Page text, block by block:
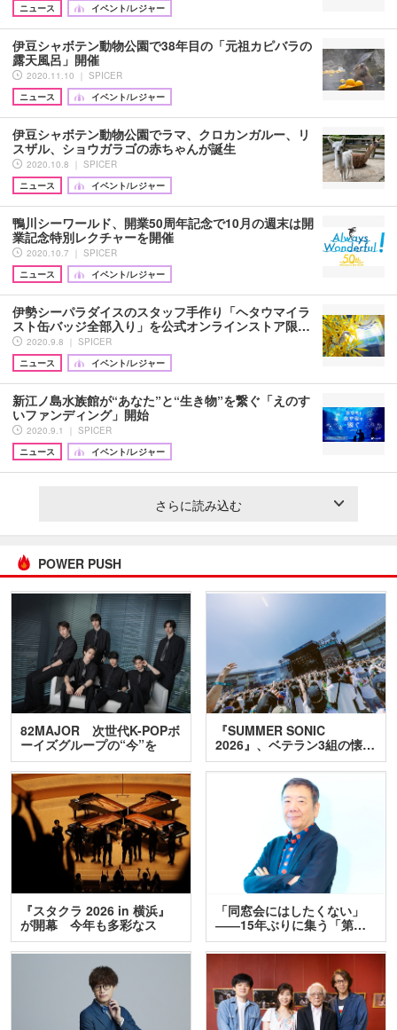
ニュース イベント/レジャー
伊豆シャボテン動物公園で38年目の「元祖カピバラの
露天風呂」開催
2020.11.10 ｜ SPICER
ニュース
イベント/レジャー
伊豆シャボテン動物公園でラマ、クロカンガルー、リ
スザル、ショウガラゴの赤ちゃんが誕生
2020.10.8 ｜ SPICER
ニュース
イベント/レジャー
鴨川シーワールド、開業50周年記念で10月の週末は開
業記念特別レクチャーを開催
2020.10.7 ｜ SPICER
ニュース
イベント/レジャー
伊勢シーパラダイスのスタッフ手作り「ヘタウマイラ
スト缶バッジ全部入り」を公式オンラインストア限…
2020.9.8 ｜ SPICER
ニュース
イベント/レジャー
新江ノ島水族館が“あなた”と“生き物”を繋ぐ「えのす
いファンディング」開始
2020.9.1 ｜ SPICER
ニュース
イベント/レジャー
さらに読み込む
POWER PUSH
82MAJOR 次世代K-POPボ
ーイズグループの“今”を
訊…
『SUMMER SONIC
2026』、ベテラン3組の懐…
『スタクラ 2026 in 横浜』
が開幕 今年も多彩なス
テ…
「同窓会にはしたくない」
――15年ぶりに集う「第…